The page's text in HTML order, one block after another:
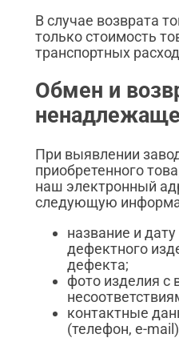
В случае возврата
только стоимость
транспортных
Обмен и
При выявлении
приобретенного
наш электронный
следующую
название и
дефектного
дефекта;
фото изделия
контактные
(телефон, e-